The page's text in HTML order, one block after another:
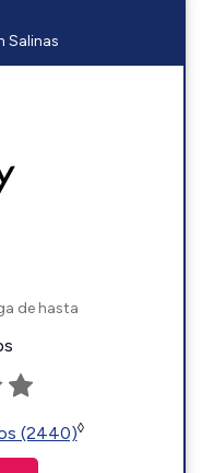
Salinas
de hasta
(2440)◊